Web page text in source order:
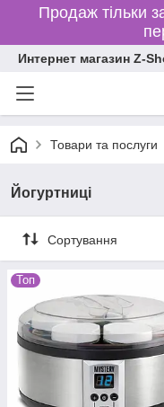
Продаж тільки
Интернет магазин Z-
Товари та послуги
Йогуртниці
Сортування
Топ